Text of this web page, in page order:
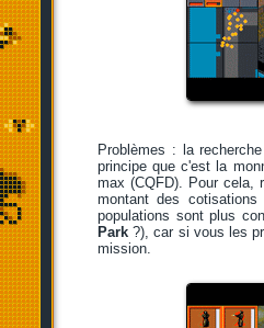
Problèmes : la
principe que c'est la
max (CQFD). Pour cela,
montant des
populations sont plus
Park ?), car si vous les
mission.